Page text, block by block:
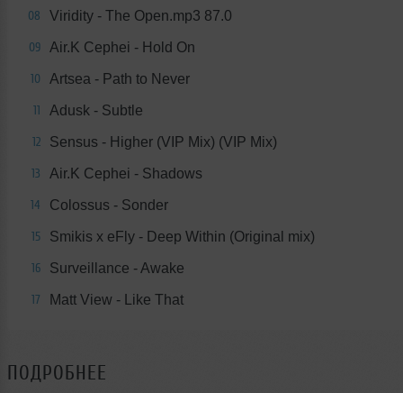
08 Viridity - The Open.mp3 87.0
09 Air.K Cephei - Hold On
10 Artsea - Path to Never
11 Adusk - Subtle
12 Sensus - Higher (VIP Mix) (VIP Mix)
13 Air.K Cephei - Shadows
14 Colossus - Sonder
15 Smikis x eFly - Deep Within (Original mix)
16 Surveillance - Awake
17 Matt View - Like That
ПОДРОБНЕЕ